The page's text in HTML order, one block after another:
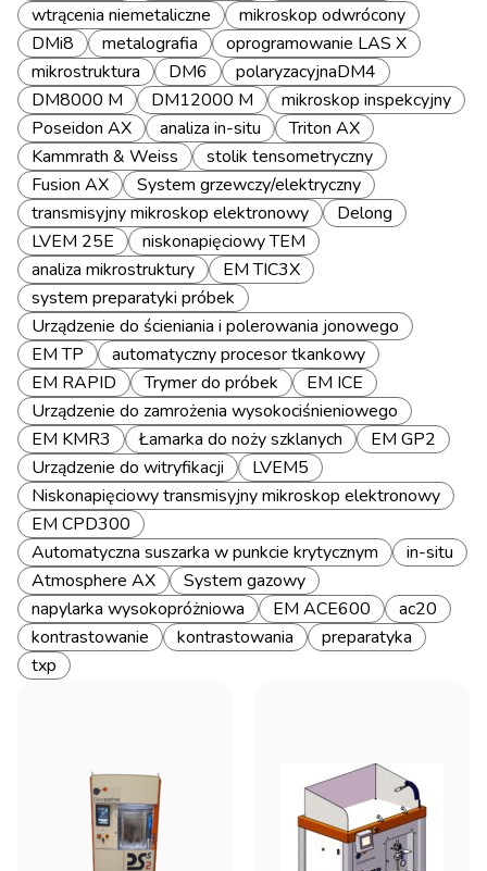
wtrącenia niemetaliczne
mikroskop odwrócony
DMi8
metalografia
oprogramowanie LAS X
mikrostruktura
DM6
polaryzacyjnaDM4
DM8000 M
DM12000 M
mikroskop inspekcyjny
Poseidon AX
analiza in-situ
Triton AX
Kammrath & Weiss
stolik tensometryczny
Fusion AX
System grzewczy/elektryczny
transmisyjny mikroskop elektronowy
Delong
LVEM 25E
niskonapięciowy TEM
analiza mikrostruktury
EM TIC3X
system preparatyki próbek
Urządzenie do ścieniania i polerowania jonowego
EM TP
automatyczny procesor tkankowy
EM RAPID
Trymer do próbek
EM ICE
Urządzenie do zamrożenia wysokociśnieniowego
EM KMR3
Łamarka do noży szklanych
EM GP2
Urządzenie do witryfikacji
LVEM5
Niskonapięciowy transmisyjny mikroskop elektronowy
EM CPD300
Automatyczna suszarka w punkcie krytycznym
in-situ
Atmosphere AX
System gazowy
napylarka wysokopróżniowa
EM ACE600
ac20
kontrastowanie
kontrastowania
preparatyka
txp